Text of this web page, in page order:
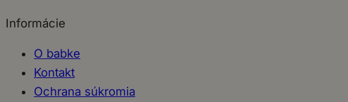
Informácie
O babke
Kontakt
Ochrana súkromia